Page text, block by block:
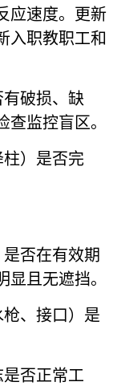
应速度。更新
入职教职工和
破损、缺
监控盲区。
）是否完
否在有效期
且无遮挡。
、接口）是
否正常工